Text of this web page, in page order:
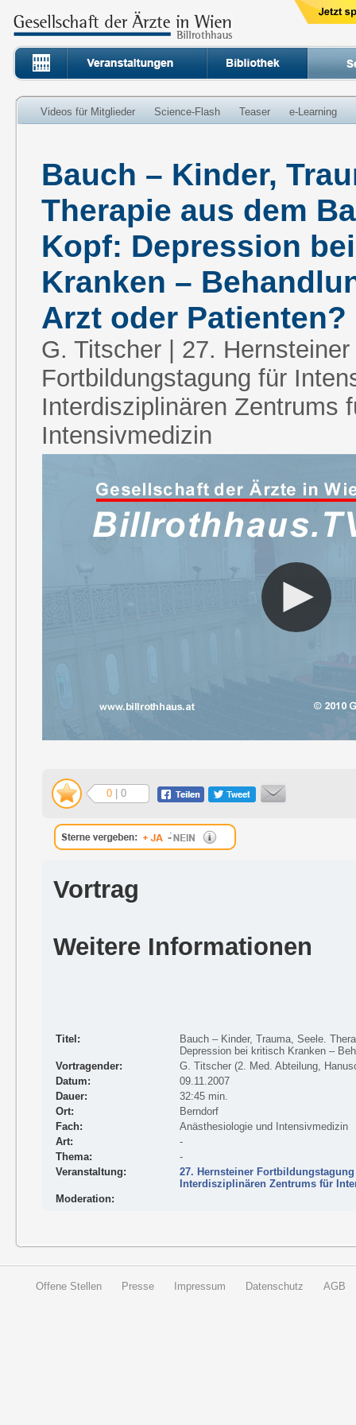
Videos für Mitglieder Science-Flash Teaser e-Learning
Bauch – Kinder,
Therapie aus dem
Kopf: Depression
Kranken –
Arzt oder Patienten?
G. Titscher | 27. Hernsteiner
Fortbildungstagung für
Interdisziplinären Zentrums
Intensivmedizin
0 | 0
Vortrag
Weitere Informationen
Titel:
Bauch – Kinder, Trauma, Seele.
Depression bei kritisch Kranken –
Vortragender:
G. Titscher (2. Med. Abteilung,
Datum:
09.11.2007
Dauer:
32:45 min.
Ort:
Berndorf
Fach:
Anästhesiologie und Intensivmedizin
Art:
-
Thema:
-
Veranstaltung:
27. Hernsteiner
Interdisziplinären Zentrums für
Moderation:
Offene Stellen Presse Impressum Datenschutz AGB